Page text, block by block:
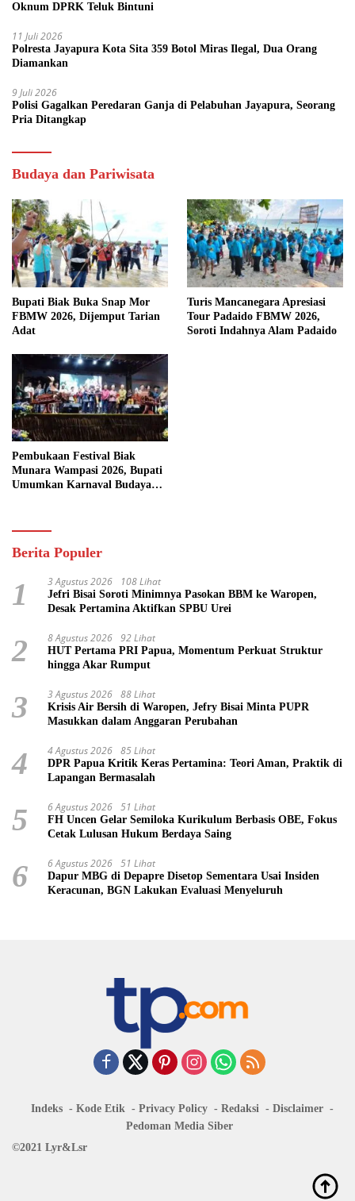
Oknum DPRK Teluk Bintuni
11 Juli 2026
Polresta Jayapura Kota Sita 359 Botol Miras Ilegal, Dua Orang
Diamankan
9 Juli 2026
Polisi Gagalkan Peredaran Ganja di Pelabuhan Jayapura, Seorang
Pria Ditangkap
Budaya dan Pariwisata
Bupati Biak Buka Snap Mor
FBMW 2026, Dijemput Tarian
Adat
Turis Mancanegara Apresiasi
Tour Padaido FBMW 2026,
Soroti Indahnya Alam Padaido
Pembukaan Festival Biak
Munara Wampasi 2026, Bupati
Umumkan Karnaval Budaya
Berita Populer
1 3 Agustus 2026 108 Lihat
Jefri Bisai Soroti Minimnya Pasokan BBM ke Waropen,
Desak Pertamina Aktifkan SPBU Urei
2 8 Agustus 2026 92 Lihat
HUT Pertama PRI Papua, Momentum Perkuat Struktur
hingga Akar Rumput
3 3 Agustus 2026 88 Lihat
Krisis Air Bersih di Waropen, Jefry Bisai Minta PUPR
Masukkan dalam Anggaran Perubahan
4 4 Agustus 2026 85 Lihat
DPR Papua Kritik Keras Pertamina: Teori Aman, Praktik di
Lapangan Bermasalah
5 6 Agustus 2026 51 Lihat
FH Uncen Gelar Semiloka Kurikulum Berbasis OBE, Fokus
Cetak Lulusan Hukum Berdaya Saing
6 6 Agustus 2026 51 Lihat
Dapur MBG di Depapre Disetop Sementara Usai Insiden
Keracunan, BGN Lakukan Evaluasi Menyeluruh
Indeks Kode Etik Privacy Policy Redaksi
Disclaimer
Pedoman Media Siber
©2021 Lyr&Lsr